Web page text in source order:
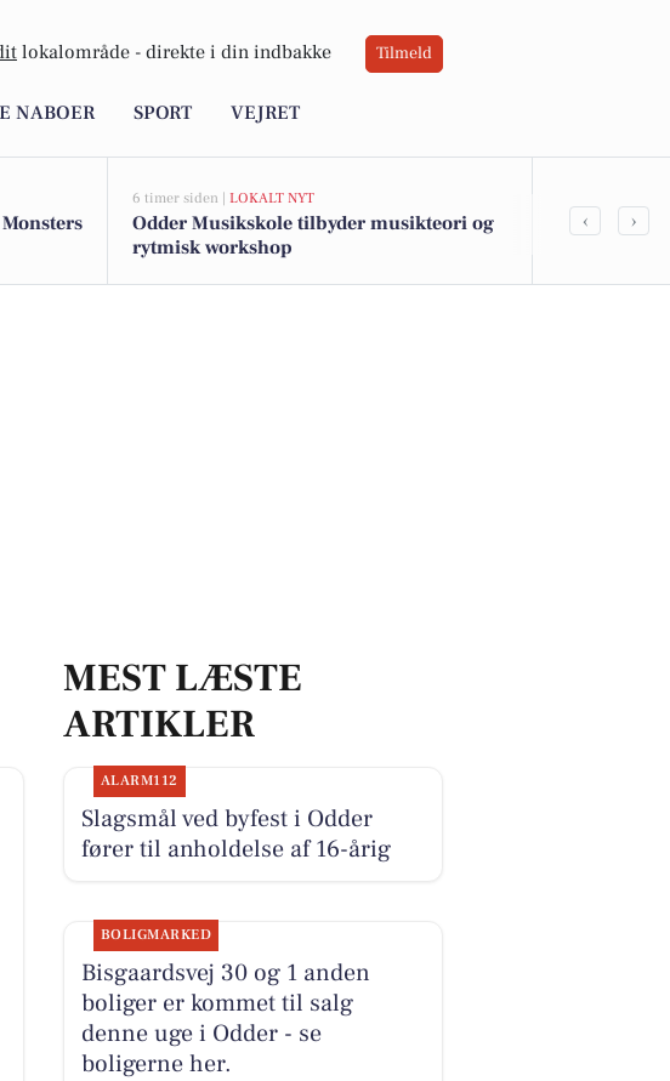
lokalområde - direkte i din indbakke Tilmeld
NABOER SPORT VEJRET
6 timer siden | LOKALT NYT
Odder Musikskole tilbyder musikteori og
rytmisk workshop
Odder
‹ ›
MEST LÆSTE
ARTIKLER
ALARM112
Slagsmål ved byfest i Odder
fører til anholdelse af 16-årig
BOLIGMARKED
Bisgaardsvej 30 og 1 anden
boliger er kommet til salg
denne uge i Odder - se
boligerne her.